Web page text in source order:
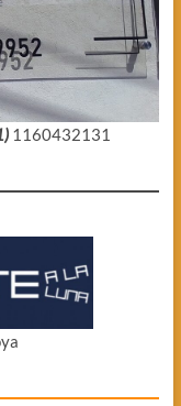
1160432131